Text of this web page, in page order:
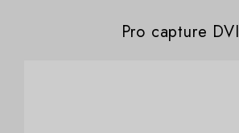
Pro capture DVI